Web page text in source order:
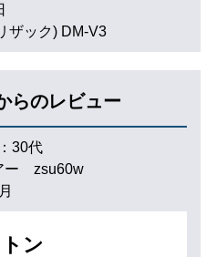
ザック) DM-V3
らのレビュー
30代
ー zsu60w
ン